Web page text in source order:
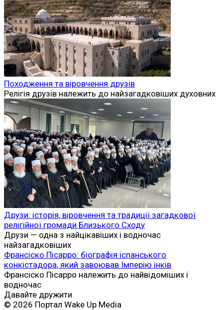
Походження та віровчення друзів
Релігія друзів належить до найзагадковіших духовних
Друзи: історія, віровчення та традиції загадкової
релігійної громади Близького Сходу
Друзи — одна з найцікавіших і водночас
найзагадковіших
Франсіско Пісарро: біографія іспанського
конкістадора, який завоював Імперію інків
Франсіско Пісарро належить до найвідоміших і
водночас
Давайте дружити
© 2026 Портал Wake Up Media